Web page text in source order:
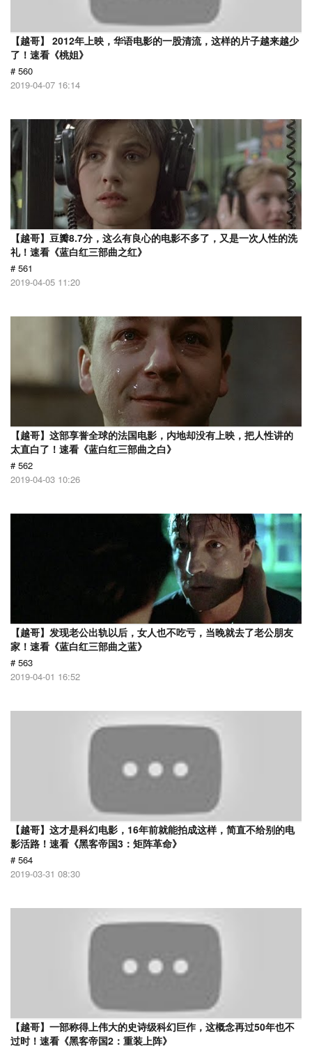
【越哥】 2012年上映，华语电影的一股清流，这样的片子越来越少
了！速看《桃姐》
# 560
2019-04-07 16:14
【越哥】豆瓣8.7分，这么有良心的电影不多了，又是一次人性的洗
礼！速看《蓝白红三部曲之红》
# 561
2019-04-05 11:20
【越哥】这部享誉全球的法国电影，内地却没有上映，把人性讲的
太直白了！速看《蓝白红三部曲之白》
# 562
2019-04-03 10:26
【越哥】发现老公出轨以后，女人也不吃亏，当晚就去了老公朋友
家！速看《蓝白红三部曲之蓝》
# 563
2019-04-01 16:52
【越哥】这才是科幻电影，16年前就能拍成这样，简直不给别的电
影活路！速看《黑客帝国3：矩阵革命》
# 564
2019-03-31 08:30
【越哥】一部称得上伟大的史诗级科幻巨作，这概念再过50年也不
过时！速看《黑客帝国2：重装上阵》